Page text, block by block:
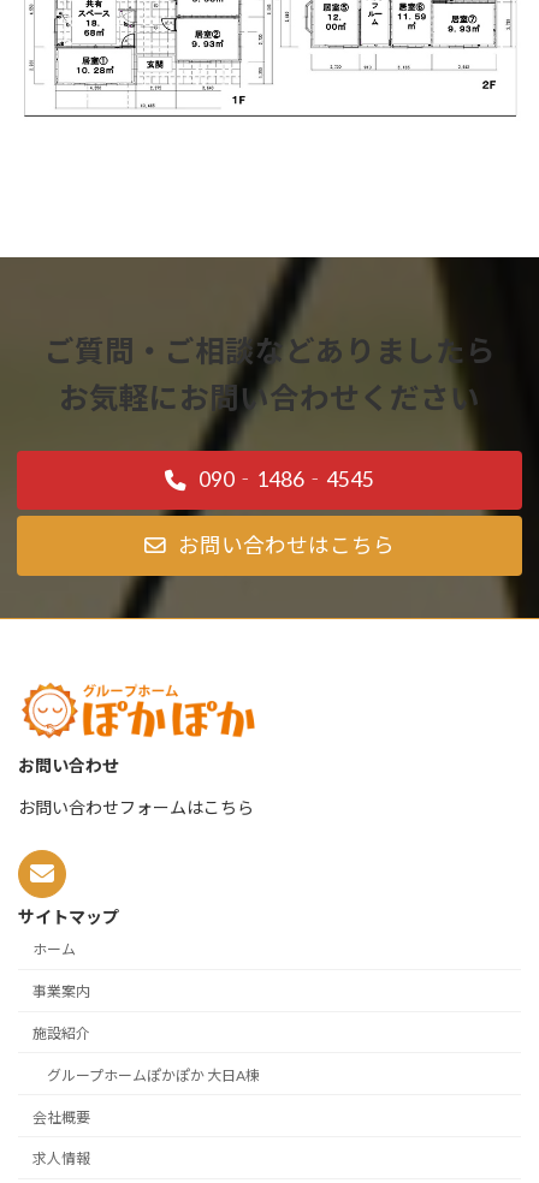
ご質問・ご相談などありましたら
お気軽にお問い合わせください
090‐1486‐4545
お問い合わせはこちら
お問い合わせ
お問い合わせフォームはこちら
サイトマップ
ホーム
事業案内
施設紹介
グループホームぽかぽか 大日A棟
会社概要
求人情報